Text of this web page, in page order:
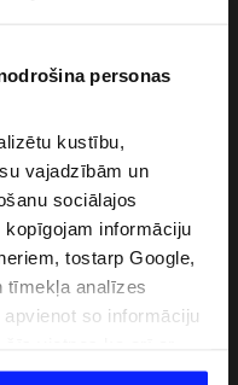
personas
kustību,
vajadzībām un
sociālajos
informāciju
tostarp Google,
tīmekļa analīzes
so informāciju
pakalpojumus. Ar